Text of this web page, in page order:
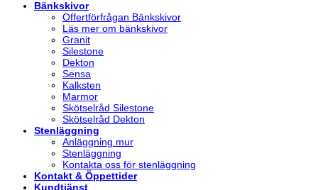
Bänkskivor
Offertförfrågan Bänkskivor
Läs mer om bänkskivor
Granit
Silestone
Dekton
Sensa
Kalksten
Marmor
Skötselråd Silestone
Skötselråd Dekton
Stenläggning
Anläggning mur
Stenläggning
Kontakta oss för stenläggning
Kontakt & Öppettider
Kundtjänst